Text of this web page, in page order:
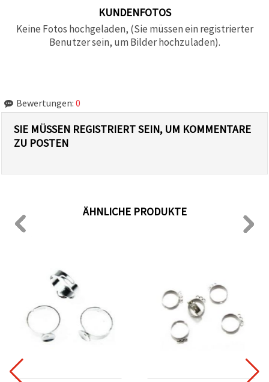
KUNDENFOTOS
Keine Fotos hochgeladen, (Sie müssen ein registrierter
Benutzer sein, um Bilder hochzuladen).
Bewertungen: 0
SIE MÜSSEN REGISTRIERT SEIN, UM KOMMENTARE
ZU POSTEN
ÄHNLICHE PRODUKTE